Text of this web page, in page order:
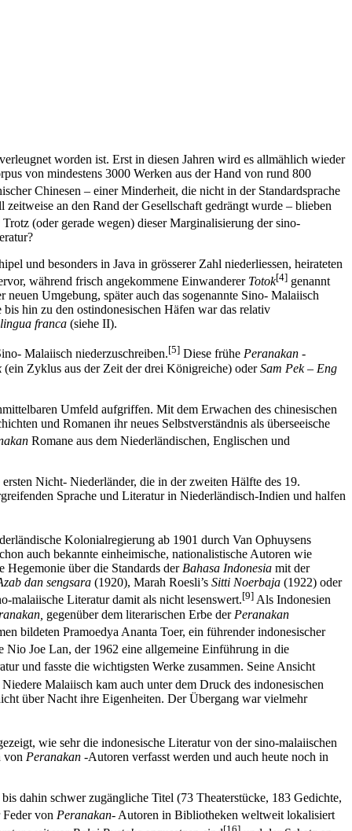
worden ist. Erst in diesen Jahren wird es allmählich wieder
von mindestens 3000 Werken aus der Hand von rund 800
Chinesen – einer Minderheit, die nicht in der Standardsprache
an den Rand der Gesellschaft gedrängt wurde – blieben
Trotz (oder gerade wegen) dieser Marginalisierung der sino-
und besonders in Java in grösserer Zahl niederliessen, heirateten
während frisch angekommene Einwanderer Totok[4] genannt
Umgebung, später auch das sogenannte Sino- Malaiisch
hin zu den ostindonesischen Häfen war das relativ
lingua franca (siehe II).
Malaiisch niederzuschreiben.[5] Diese frühe Peranakan -
(ein Zyklus aus der Zeit der drei Königreiche) oderSam Pek – Eng
Umfeld aufgriffen. Mit dem Erwachen des chinesischen
und Romanen ihr neues Selbstverständnis als überseeische
Romane aus dem Niederländischen, Englischen und
Nicht- Niederländer, die in der zweiten Hälfte des 19.
Sprache und Literatur in Niederländisch-Indien und halfen
Kolonialregierung ab 1901 durch Van Ophuysens
auch bekannte einheimische, nationalistische Autoren wie
Hegemonie über die Standards der Bahasa Indonesia mit der
dan sengsara (1920), Marah Roesli’s Sitti Noerbaja (1922) oder
malaiische Literatur damit als nicht lesenswert.[9] Als Indonesien
gegenüber dem literarischen Erbe der Peranakan
bildeten Pramoedya Ananta Toer, ein führender indonesischer
Nio Joe Lan, der 1962 eine allgemeine Einführung in die
und fasste die wichtigsten Werke zusammen. Seine Ansicht
Malaiisch kam auch unter dem Druck des indonesischen
über Nacht ihre Eigenheiten. Der Übergang war vielmehr
wie sehr die indonesische Literatur von der sino-malaiischen
von Peranakan -Autoren verfasst werden und auch heute noch in
dahin schwer zugängliche Titel (73 Theaterstücke, 183 Gedichte,
Feder von Peranakan-Autoren in Bibliotheken weltweit lokalisiert